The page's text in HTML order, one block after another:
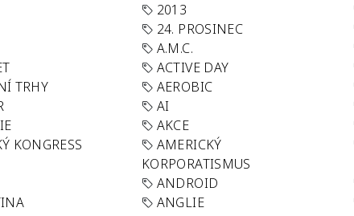
2013
24. PROSINEC
A.M.C.
ACTIVE DAY
TRHY AEROBIC
AI
AKCE
KONGRESS
AMERICKÝ
KORPORATISMUS
ANDROID
ANGLIE